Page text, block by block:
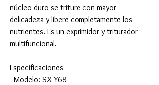
núcleo duro se triture con mayor
delicadeza y libere completamente los
nutrientes. Es un exprimidor y triturador
multifuncional.
Especificaciones
- Modelo: SX-Y68